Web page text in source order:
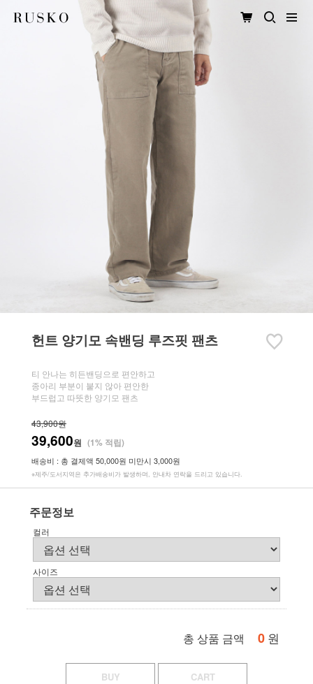
헌트 양기모 속밴딩 루즈핏 팬츠
티 안나는 히든밴딩으로 편안하고
종아리 부분이 붙지 않아 편안한
부드럽고 따뜻한 양기모 팬츠
43,900원
39,600원 (1% 적립)
배송비 : 총 결제액 50,000원 미만시 3,000원
※제주/도서지역은 추가배송비가 발생하며, 안내차 연락을 드리고 있습니다.
주문정보
컬러
사이즈
총 상품 금액 0 원
BUY CART